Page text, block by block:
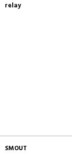
relay
SMOUT